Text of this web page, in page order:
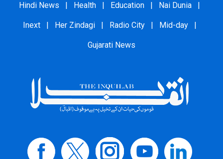
Hindi News Health Education Nai Dunia
Inext Her Zindagi Radio City Mid-day
Gujarati News